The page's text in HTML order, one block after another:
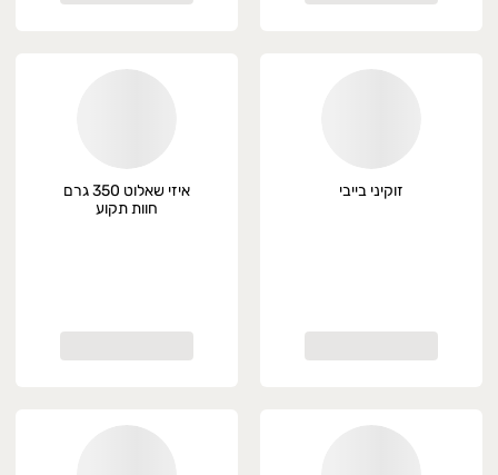
זוקיני בייבי
איזי שאלוט 350 גרם
חוות תקוע